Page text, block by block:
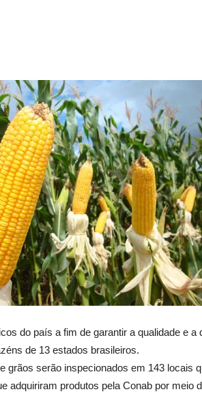
do país a fim de garantir a qualidade e
de 13 estados brasileiros.
grãos serão inspecionados em 143 locais
adquiriram produtos pela Conab por meio